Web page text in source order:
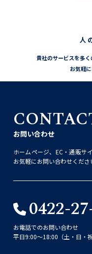
人
貴社のサービスを多く
お気軽
お問い合わせ
ホームページ、EC・通販サ
お気軽にお問い合わせくださ
0422-
お電話でのお問い合わせ
平日9:00〜18:00（土・日・